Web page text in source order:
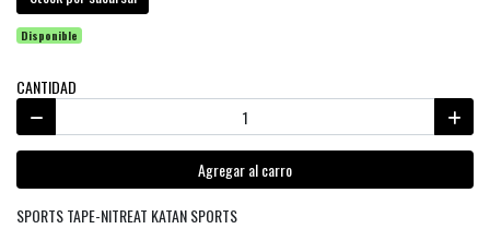
Disponible
CANTIDAD
Agregar al carro
SPORTS TAPE-NITREAT KATAN SPORTS